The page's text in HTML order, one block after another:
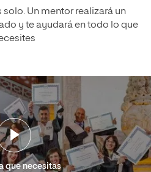
solo. Un mentor realizará un
y te ayudará en todo lo que
que necesitas